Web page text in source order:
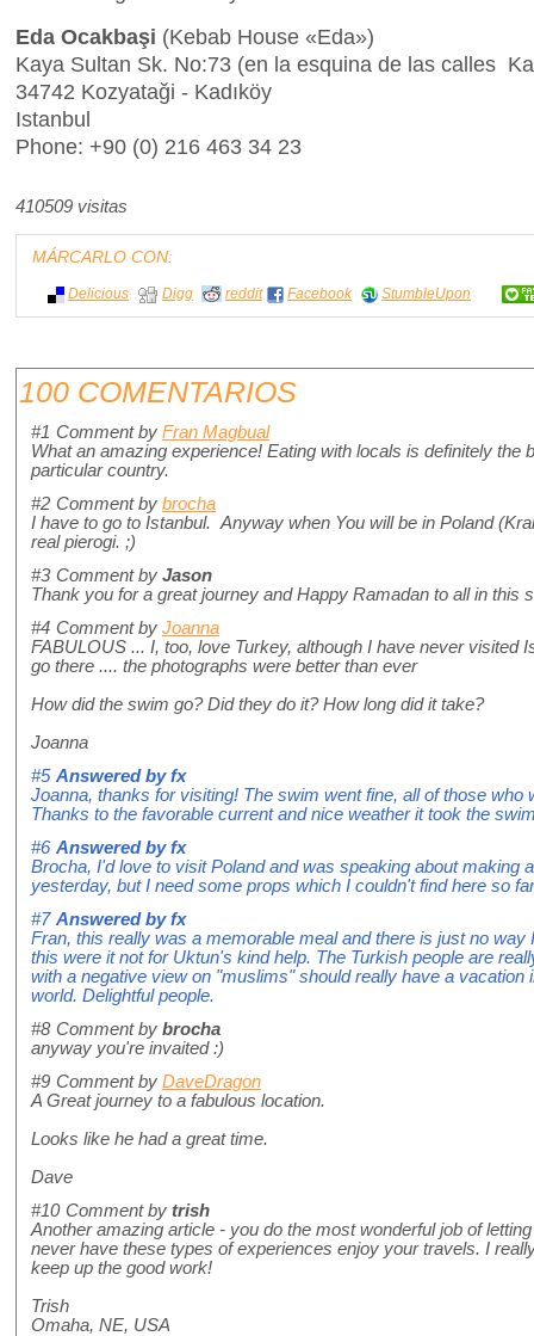
Eda Ocakbaşi (Kebab House «Eda»)
Kaya Sultan Sk. No:73 (en la esquina de las calles
34742 Kozyataği - Kadıköy
Istanbul
Phone: +90 (0) 216 463 34 23
410509 visitas
MÁRCARLO CON:
Delicious Digg reddit Facebook StumbleUpon
100 COMENTARIOS
#1 Comment by Fran Magbual
What an amazing experience! Eating with locals is definitely the
particular country.
#2 Comment by brocha
I have to go to Istanbul. Anyway when You will be in Poland
real pierogi. ;)
#3 Comment by Jason
Thank you for a great journey and Happy Ramadan to all in this
#4 Comment by Joanna
FABULOUS ... I, too, love Turkey, although I have never visited
go there .... the photographs were better than ever
How did the swim go? Did they do it? How long did it take?
Joanna
#5 Answered byfx
Joanna, thanks for visiting! The swim went fine, all of those who
Thanks to the favorable current and nice weather it took the
#6 Answered byfx
Brocha, I'd love to visit Poland and was speaking about making
yesterday, but I need some props which I couldn't find here so
#7 Answered byfx
Fran, this really was a memorable meal and there is just no
this were it not for Uktun's kind help. The Turkish people are
with a negative view on "muslims" should really have a vacation
world. Delightful people.
#8 Comment by brocha
anyway you're invaited :)
#9 Comment by DaveDragon
A Great journey to a fabulous location.
Looks like he had a great time.
Dave
#10 Comment by trish
Another amazing article - you do the most wonderful job of
never have these types of experiences enjoy your travels. I
keep up the good work!
Trish
Omaha, NE, USA